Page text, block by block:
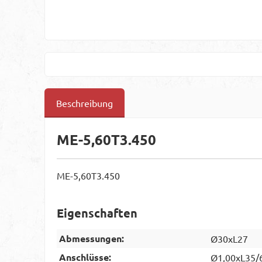
Beschreibung
ME-5,60T3.450
ME-5,60T3.450
Eigenschaften
Abmessungen: Ø30xL27
Anschlüsse: Ø1,00xL35/